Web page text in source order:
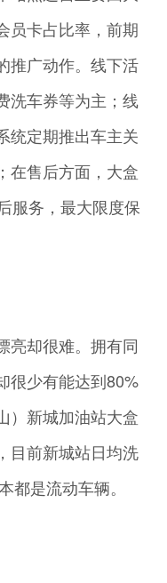
员卡占比率，前期
推广动作。线下活
洗车券等为主；线
统定期推出车主关
在售后方面，大盒
服务，最大限度保
亮却很难。拥有同
很少有能达到80%
）新城加油站大盒
目前新城站日均洗
是流动车辆。